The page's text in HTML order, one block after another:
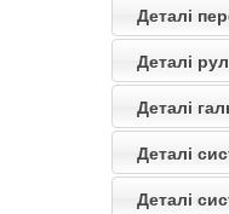
Деталі
Деталі
Деталі
Деталі
Деталі